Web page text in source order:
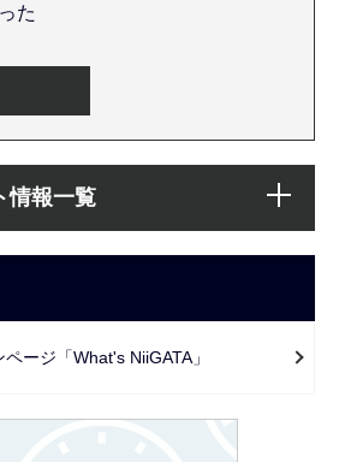
た
情報一覧
ージ「What's NiiGATA」